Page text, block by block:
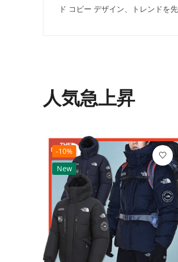
ド コピー デザイン、トレンドを
人気急上昇
-10%
New